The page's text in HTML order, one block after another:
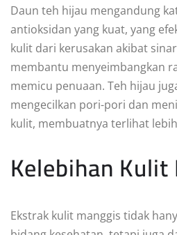
Daun teh hijau mengandung
antioksidan yang kuat, yang
kulit dari kerusakan akibat
membantu menyeimbangkan
memicu penuaan. Teh hijau
mengecilkan pori-pori dan
kulit, membuatnya terlihat
Kelebihan
Ekstrak kulit manggis tidak